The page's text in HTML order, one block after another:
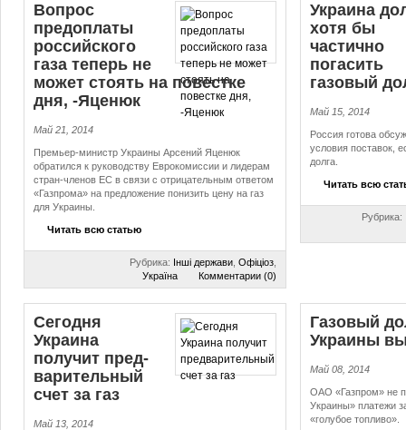
Вопрос
предоплаты
российского
газа теперь не
может стоять на повестке
дня, -Яценюк
Май 21, 2014
Премьер-министр Украины Арсений Яценюк
обратился к руководству Еврокомиссии и лидерам
стран-членов ЕС в связи с отрицательным ответом
«Газпрома» на предложение понизить цену на газ
для Украины.
Читать всю статью
Рубрика: Інші держави Офіціоз
Україна
Комментарии (0)
Украина
хотя бы
частично
погасить
газовый
Май 15, 2014
Россия готова
условия поставок,
долга.
Читать всю
Рубрика:
Сегодня
Украина
получит пред­
ва­ри­тель­ный
счет за газ
Май 13, 2014
Газовый
Украины
Май 08, 2014
ОАО «Газпром» не
Украины» платежи
«голубое топливо».